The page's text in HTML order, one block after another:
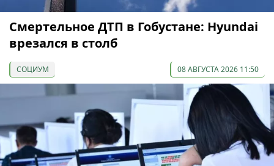
Смертельное ДТП в Гобустане: Hyundai
врезался в столб
СОЦИУМ 08 АВГУСТА 2026 11:50